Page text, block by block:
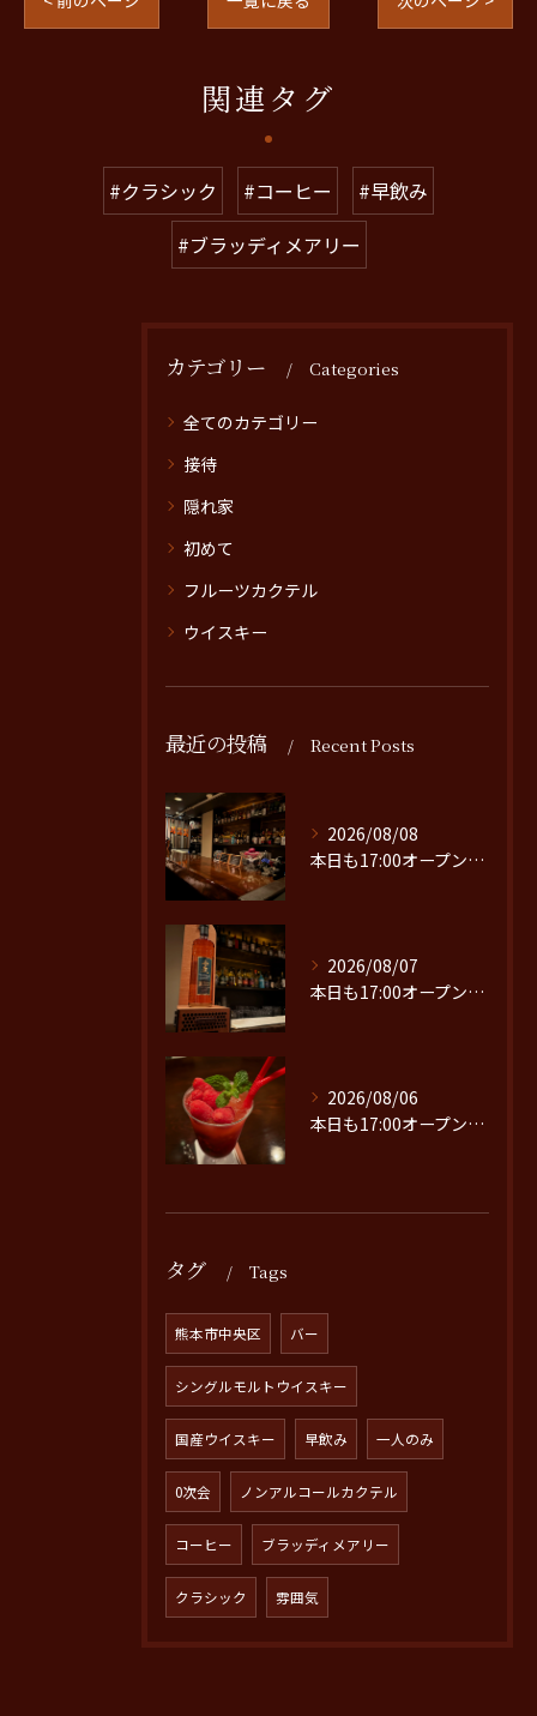
関連タグ
#クラシック #コーヒー
#早飲み
#ブラッディメアリー
カテゴリー Categories
全てのカテゴリー
接待
隠れ家
初めて
フルーツカクテル
ウイスキー
最近の投稿 Recent Posts
2026/08/08
本日も17:00オープンです。
2026/08/07
本日も17:00オープンです。
2026/08/06
本日も17:00オープンです。
タグ Tags
熊本市中央区 バー
シングルモルトウイスキー
国産ウイスキー 早飲み 一人のみ
0次会 ノンアルコールカクテル
コーヒー ブラッディメアリー
クラシック 雰囲気